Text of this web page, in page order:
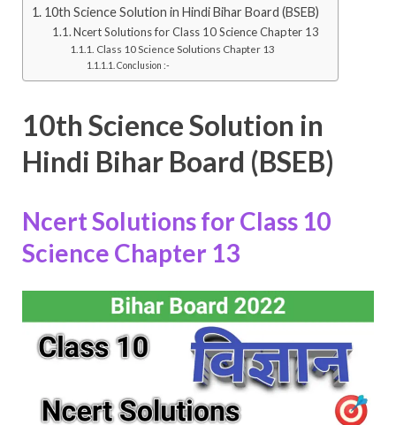
10th Science Solution in Hindi Bihar Board (BSEB)
Ncert Solutions for Class 10 Science Chapter 13
Class 10 Science Solutions Chapter 13
Conclusion :-
10th Science Solution in
Hindi Bihar Board (BSEB)
Ncert Solutions for Class 10
Science Chapter 13